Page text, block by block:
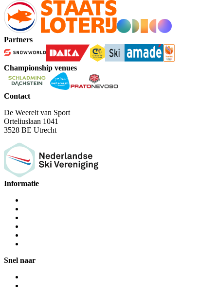
Partners
Championship venues
Contact
De Weerelt van Sport
Orteliuslaan 1041
3528 BE Utrecht
Informatie
Snel naar